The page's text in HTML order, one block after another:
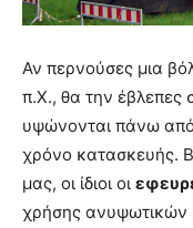
Αν περνούσες μια
π.Χ., θα την έβλεπες
υψώνονται πάνω από
χρόνο κατασκευής.
μας, οι ίδιοι οι
χρήσης ανυψωτικών